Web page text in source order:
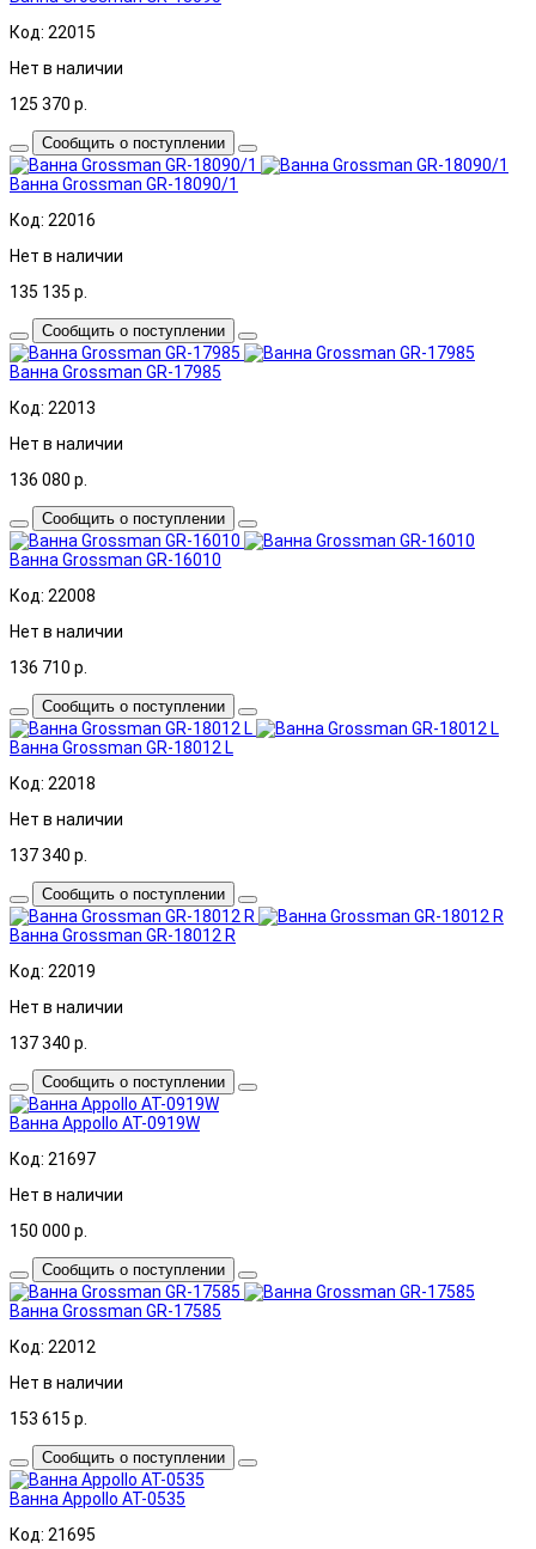
Код: 22015
Нет в наличии
125 370 р.
Сообщить о поступлении
Ванна Grossman GR-18090/1
Код: 22016
Нет в наличии
135 135 р.
Сообщить о поступлении
Ванна Grossman GR-17985
Код: 22013
Нет в наличии
136 080 р.
Сообщить о поступлении
Ванна Grossman GR-16010
Код: 22008
Нет в наличии
136 710 р.
Сообщить о поступлении
Ванна Grossman GR-18012 L
Код: 22018
Нет в наличии
137 340 р.
Сообщить о поступлении
Ванна Grossman GR-18012 R
Код: 22019
Нет в наличии
137 340 р.
Сообщить о поступлении
Ванна Appollo AT-0919W
Код: 21697
Нет в наличии
150 000 р.
Сообщить о поступлении
Ванна Grossman GR-17585
Код: 22012
Нет в наличии
153 615 р.
Сообщить о поступлении
Ванна Appollo AT-0535
Код: 21695